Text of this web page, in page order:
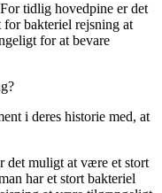
tidlig hovedpine er det
for bakteriel rejsning at
for at bevare
i deres historie med, at
det muligt at være et stort
har et stort bakteriel